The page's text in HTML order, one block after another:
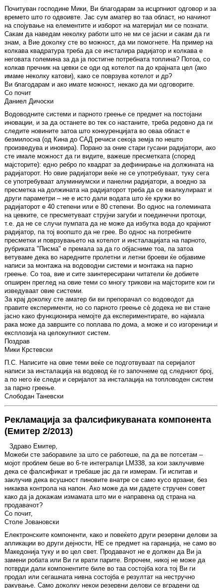
Почитуван господине Мики, Ви благодарам за исцрпниот одговор и за
времето што го одвоивте. Јас сум аматер во таа област, но начинот
на спојување на елементите и изборот на материјал ми се познати.
Сакам да наведам неколку работи што не ми се јасни и сакам да ги
знам, а Вие доколку сте во можност, да ми помогнете. На пример на
колкава квадратура треба да се инсталира радијатор и колкава е
неговата големина за да ја постигне потребната топлина? Потоа, со
колкав пречник на цевки се оди од котелот па до крајната цел (ако
имаме неколку катови), како се поврзува котелот и др?
Ви благодарам и ако имате можност, некако да ми одговорите.
Со почит
Даниел Дичоски
Водоводните системи и парното греење се предмет на постојани
иновации, и за да останете во тек со настаните, треба редовно да ги
следите новините затоа што конкуренцијата во оваа област е
безмилосна (од Кина до САД речиси секоја земја по нешто
произведува и иновира). Порано за оние стари гусани радијатори, ако
сте имале можност да ги видите, важеше пресметката (според
мајсторите): едно ребро по квадрат за дефинирање на должината на
радијаторот. Но овие радијатори веќе не се употребуваат, туку сега
се употребуваат алуминиумски и панелни радијатори, а воедно за
пресметка на должината на радијаторот треба да се вкалкулираат и
други параметри – не е исто дали водата што ќе кружи во
радијаторот е 40 степени или е 80 степени. Во однос на големината
на цевките, се пресметуваат струјни загуби и поединечни протоци,
т.е. да не се случи пумпата да не може да избутка вода до крајниот
радијатор, па тој воопшто да не грее. Во однос на потребните
пресметки и поврзувањето на котелот и инсталацијата на парното,
рубриката "Писма" е премала за да го објасниме тоа, па затоа
ветуваме дека во наредните пролетни и летни броеви ќе објавиме
написи за монтажа на водоводни системи и монтажа на парно
греење. Со тоа, вие и сите заинтересирани читатели ќе добиете
опширен преглед на овие теми со многу трикови на мајсторите кои ги
изведуваат овие системи.
За крај доколку сте аматер би ви препорачал со водоводот да
правите експерименти, но со парното греење сè додека не ви стане
јасно како функционира немојте да експериментирате, во најмала
рака може да завршите со поплава по дома, а може и со изгореници и
експлозија на целокупниот систем.
Поздрав
Мики Крстевски
П.С. Написите на овие теми веќе се подготвуваат па серијалот
написи за инсталација на водовод ќе го започнеме од следниот број,
а по него ќе следи и серијалот за инсталација на топловоден систем
за парно греење.
Слободан Таневски
Рекламација за фалсификуваната компонента
(Емитер 2/2013)
Здраво Емитер,
Можеби сте заборавиле за што се работеше, па да ве потсетам –
мојот проблем беше во 6-те интегралци LM338, за кои заклучивме
дека се фалсификат и требаше јас да ги измерам. Ги испитав и
заклучив дека всушност пиновите внатре се само кусо врзани, без
никаква контрола на напон. Ако може да ми дадете стручен совет
како да ја докажам измамата што ми е направена од страна на
продавачот?
Со почит,
Столе Јовановски
Електронските компоненти, како и повеќето други резервни делови за
апликации во други дејности, НЕ се предмет на гаранција, не само во
Македонија туку и во цел свет. Продавачот не е должен да Ви ја
замени робата или Ви ги врати парите. Впрочем, никој не може да
потврди дали компонентите биле во таа состојба кога тој Ви ги
продал или сегашната нивна состојба е резултат на нестручно
ракување. Само доколку некои резервни делови се вградени од